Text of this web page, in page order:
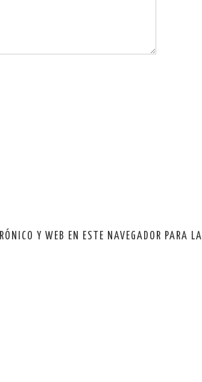
Y WEB EN ESTE NAVEGADOR PARA LA